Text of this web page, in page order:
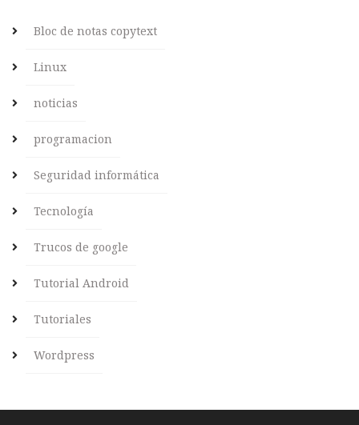
Bloc de notas copytext
Linux
noticias
programacion
Seguridad informática
Tecnología
Trucos de google
Tutorial Android
Tutoriales
Wordpress